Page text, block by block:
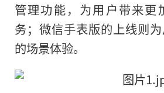
管理功能，为用户带来更
务；微信手表版的上线则
的场景体验。